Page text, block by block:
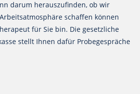
darum herauszufinden, ob wir
schaffen können
für Sie bin. Die gesetzliche
stellt Ihnen dafür Probegespräche